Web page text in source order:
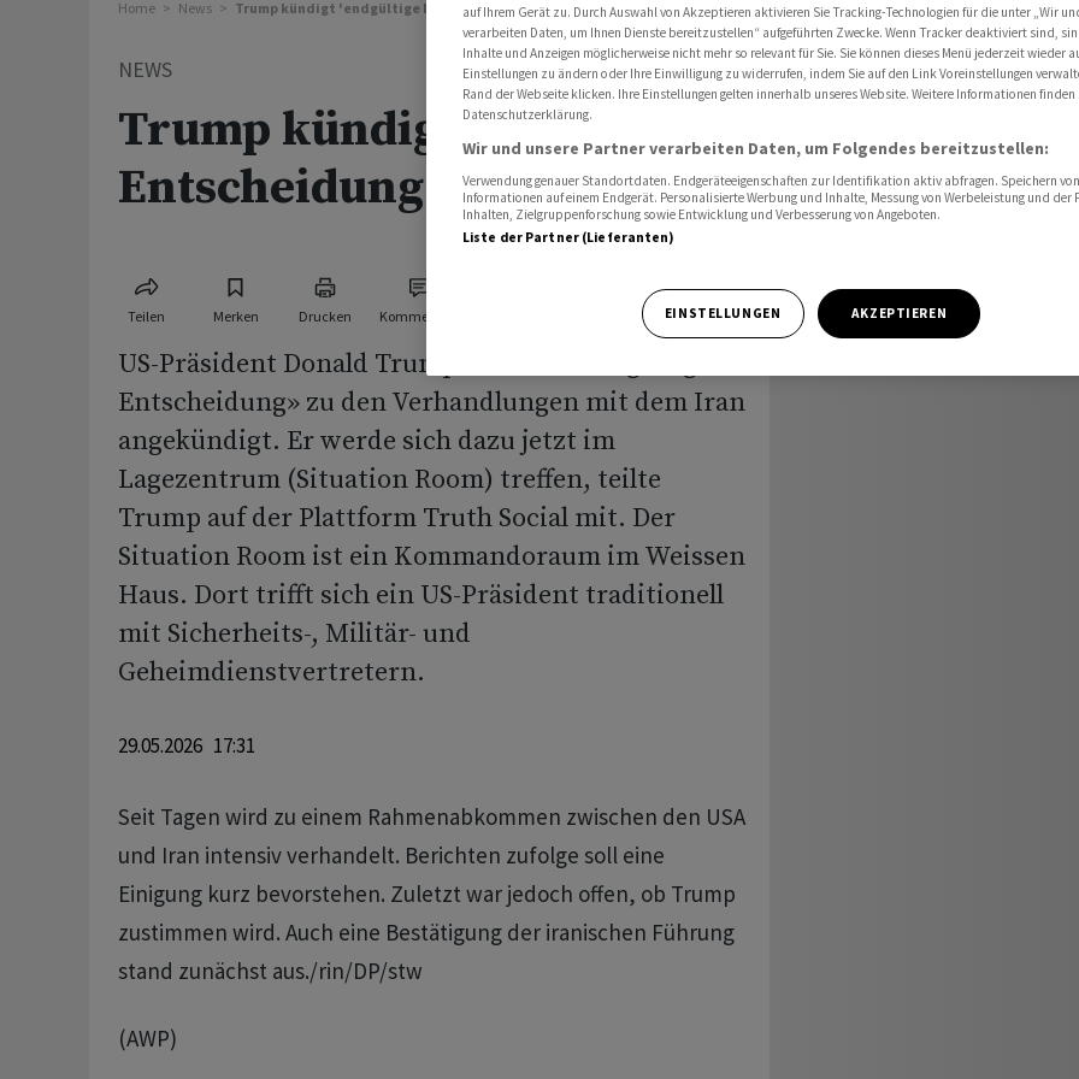
Home News Trump kündigt 'endgültige Entscheidung' zu Iran an
NEWS
Trump kündigt 'endgültige
Entscheidung' zu Iran an
Teilen Merken Drucken Kommentare
US-Präsident Donald Trump hat eine «endgültige
Entscheidung» zu den Verhandlungen mit dem Iran
angekündigt. Er werde sich dazu jetzt im
Lagezentrum (Situation Room) treffen, teilte
Trump auf der Plattform Truth Social mit. Der
Situation Room ist ein Kommandoraum im Weissen
Haus. Dort trifft sich ein US-Präsident traditionell
mit Sicherheits-, Militär- und
Geheimdienstvertretern.
29.05.2026 17:31
Seit Tagen wird zu einem Rahmenabkommen zwischen den USA
und Iran intensiv verhandelt. Berichten zufolge soll eine
Einigung kurz bevorstehen. Zuletzt war jedoch offen, ob Trump
zustimmen wird. Auch eine Bestätigung der iranischen Führung
stand zunächst aus./rin/DP/stw
(AWP)
auf Ihrem Gerät zu. Durch Auswahl von Akzeptieren aktivieren Sie Tracking-Technologien für die unter „Wir
verarbeiten Daten, um Ihnen Dienste bereitzustellen“ aufgeführten Zwecke. Wenn Tracker deaktiviert sind,
Inhalte und Anzeigen möglicherweise nicht mehr so relevant für Sie. Sie können dieses Menü jederzeit wieder
Einstellungen zu ändern oder Ihre Einwilligung zu widerrufen, indem Sie auf den Link Voreinstellungen
Rand der Webseite klicken. Ihre Einstellungen gelten innerhalb unseres Website. Weitere Informationen finden
Datenschutzerklärung.
Wir und unsere Partner verarbeiten Daten, um Folgendes bereitzustellen:
Verwendung genauer Standortdaten. Endgeräteeigenschaften zur Identifikation aktiv abfragen. Speichern
Informationen auf einem Endgerät. Personalisierte Werbung und Inhalte, Messung von Werbeleistung und der
Inhalten, Zielgruppenforschung sowie Entwicklung und Verbesserung von Angeboten.
Liste der Partner (Lieferanten)
EINSTELLUNGEN AKZEPTIEREN